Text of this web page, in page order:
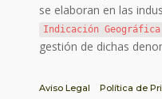
se elaboran en las
Indicación
gestión de dichas
Aviso Legal Política de